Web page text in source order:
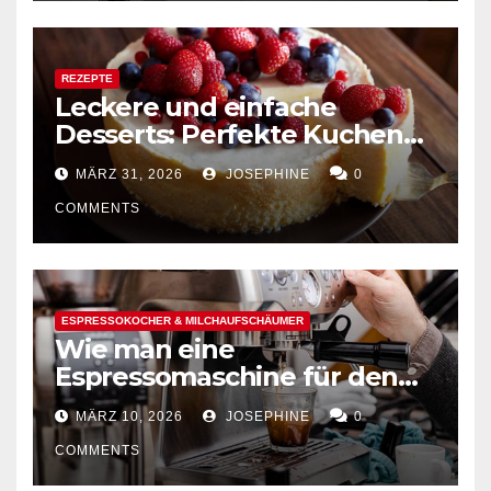
REZEPTE
Leckere und einfache
Desserts: Perfekte Kuchen
mühelos backen
MÄRZ 31, 2026 JOSEPHINE 0
COMMENTS
ESPRESSOKOCHER & MILCHAUFSCHÄUMER
Wie man eine
Espressomaschine für den
Hausgebrauch auswählt
MÄRZ 10, 2026 JOSEPHINE 0
COMMENTS